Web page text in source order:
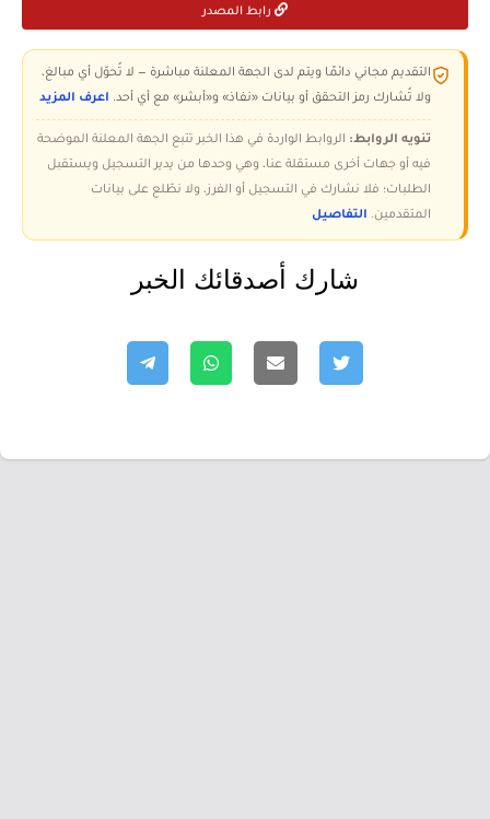
رابط المصدر
التقديم مجاني دائمًا ويتم لدى الجهة المعلنة مباشرة — لا تُحوّل أي مبالغ،
ولا تُشارك رمز التحقق أو بيانات «نفاذ» و«أبشر» مع أي أحد. اعرف المزيد
تنويه الروابط: الروابط الواردة في هذا الخبر تتبع الجهة المعلنة الموضحة
فيه أو جهات أخرى مستقلة عنا، وهي وحدها من يدير التسجيل ويستقبل
الطلبات؛ فلا نشارك في التسجيل أو الفرز، ولا نطّلع على بيانات
المتقدمين. التفاصيل
شارك أصدقائك الخبر